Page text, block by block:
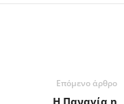
Επόμενο άρθρο